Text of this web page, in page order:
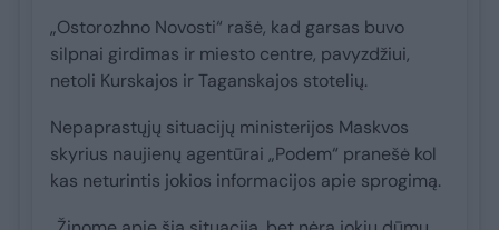
„Ostorozhno Novosti“ rašė, kad garsas buvo
silpnai girdimas ir miesto centre, pavyzdžiui,
netoli Kurskajos ir Taganskajos stotelių.
Nepaprastųjų situacijų ministerijos Maskvos
skyrius naujienų agentūrai „Podem“ pranešė kol
kas neturintis jokios informacijos apie sprogimą.